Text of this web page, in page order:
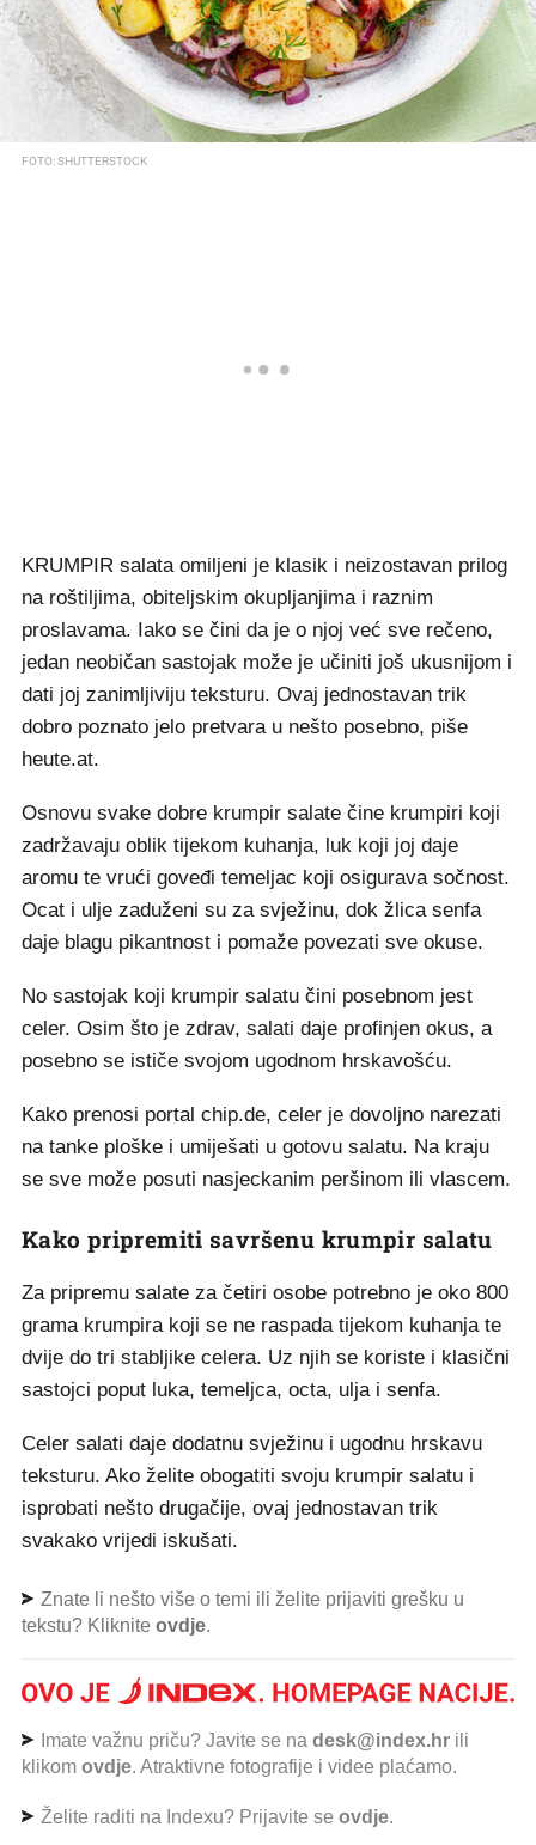
FOTO: SHUTTERSTOCK
KRUMPIR salata omiljeni je klasik i neizostavan prilog
na roštiljima, obiteljskim okupljanjima i raznim
proslavama. Iako se čini da je o njoj već sve rečeno,
jedan neobičan sastojak može je učiniti još ukusnijom i
dati joj zanimljiviju teksturu. Ovaj jednostavan trik
dobro poznato jelo pretvara u nešto posebno, piše
heute.at.
Osnovu svake dobre krumpir salate čine krumpiri koji
zadržavaju oblik tijekom kuhanja, luk koji joj daje
aromu te vrući goveđi temeljac koji osigurava sočnost.
Ocat i ulje zaduženi su za svježinu, dok žlica senfa
daje blagu pikantnost i pomaže povezati sve okuse.
No sastojak koji krumpir salatu čini posebnom jest
celer. Osim što je zdrav, salati daje profinjen okus, a
posebno se ističe svojom ugodnom hrskavošću.
Kako prenosi portal chip.de, celer je dovoljno narezati
na tanke ploške i umiješati u gotovu salatu. Na kraju
se sve može posuti nasjeckanim peršinom ili vlascem.
Kako pripremiti savršenu krumpir salatu
Za pripremu salate za četiri osobe potrebno je oko 800
grama krumpira koji se ne raspada tijekom kuhanja te
dvije do tri stabljike celera. Uz njih se koriste i klasični
sastojci poput luka, temeljca, octa, ulja i senfa.
Celer salati daje dodatnu svježinu i ugodnu hrskavu
teksturu. Ako želite obogatiti svoju krumpir salatu i
isprobati nešto drugačije, ovaj jednostavan trik
svakako vrijedi iskušati.
Znate li nešto više o temi ili želite prijaviti grešku u
tekstu? Kliknite ovdje.
Imate važnu priču? Javite se na desk@index.hr ili
klikom ovdje. Atraktivne fotografije i videe plaćamo.
Želite raditi na Indexu? Prijavite se ovdje.